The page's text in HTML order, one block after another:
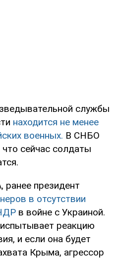
службы
находится не менее
военных. В СНБО
сейчас солдаты
ранее президент
в отсутствии
в войне с Украиной.
реакцию
и если она будет
Крыма, агрессор